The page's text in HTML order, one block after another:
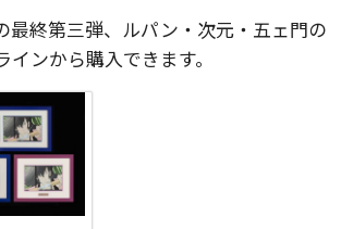
最終第三弾、ルパン・次元・五ェ門の
ンから購入できます。